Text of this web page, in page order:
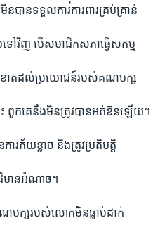
ានទទួលការការពារគ្រប់គ្រាន់
ទៅវិញ បើសមាជិកសភាធ្វើសកម្ម
ខាតដល់ប្រយោជន៍របស់គណបក្ស
ពួកគេនឹងមិនត្រូវបានអត់ឱនឡើយ។
ារភ័យខ្លាច និងត្រូវប្រតិបត្តិ
មានអំណាច។
បក្សរបស់លោកមិនធ្លាប់ដាក់